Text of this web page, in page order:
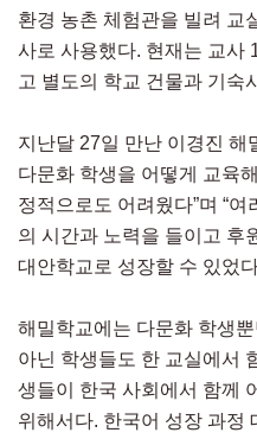
환경 농촌 체험관을 빌려 교
사로 사용했다. 현재는 교사
고 별도의 학교 건물과 기숙
지난달 27일 만난 이경진 해
다문화 학생을 어떻게 교육
정적으로도 어려웠다”며 “
의 시간과 노력을 들이고 후
대안학교로 성장할 수 있었
해밀학교에는 다문화 학생
아닌 학생들도 한 교실에서
생들이 한국 사회에서 함께
위해서다. 한국어 성장 과정